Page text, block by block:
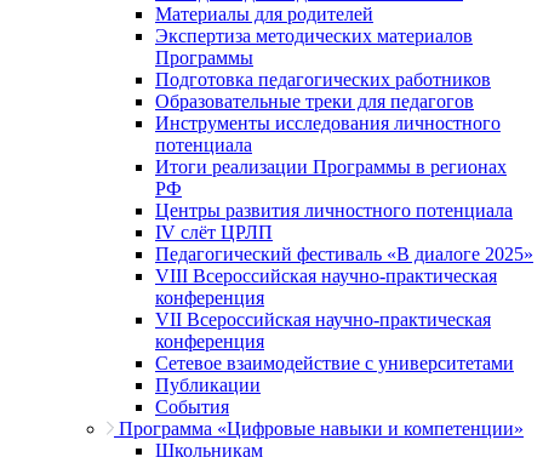
Материалы для родителей
Экспертиза методических материалов
Программы
Подготовка педагогических работников
Образовательные треки для педагогов
Инструменты исследования личностного
потенциала
Итоги реализации Программы в регионах
РФ
Центры развития личностного потенциала
IV слёт ЦРЛП
Педагогический фестиваль «В диалоге 2025»
VIII Всероссийская научно-практическая
конференция
VII Всероссийская научно-практическая
конференция
Сетевое взаимодействие с университетами
Публикации
События
Программа «Цифровые навыки и компетенции»
Школьникам